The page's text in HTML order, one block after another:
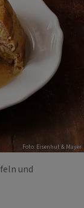
Foto: Eisenhut & Mayer
und